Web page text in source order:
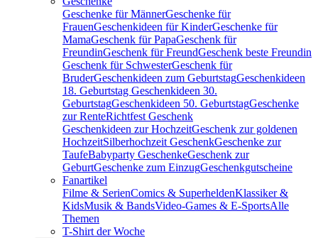
Geschenke für MännerGeschenke für
FrauenGeschenkideen für KinderGeschenke für
MamaGeschenk für PapaGeschenk für
FreundinGeschenk für FreundGeschenk beste Freundin
Geschenk für SchwesterGeschenk für
BruderGeschenkideen zum GeburtstagGeschenkideen
18. Geburtstag Geschenkideen 30.
GeburtstagGeschenkideen 50. GeburtstagGeschenke
zur RenteRichtfest Geschenk
Geschenkideen zur HochzeitGeschenk zur goldenen
HochzeitSilberhochzeit GeschenkGeschenke zur
TaufeBabyparty GeschenkeGeschenk zur
GeburtGeschenke zum EinzugGeschenkgutscheine
Fanartikel
Filme & SerienComics & SuperheldenKlassiker &
KidsMusik & BandsVideo-Games & E-SportsAlle
Themen
T-Shirt der Woche